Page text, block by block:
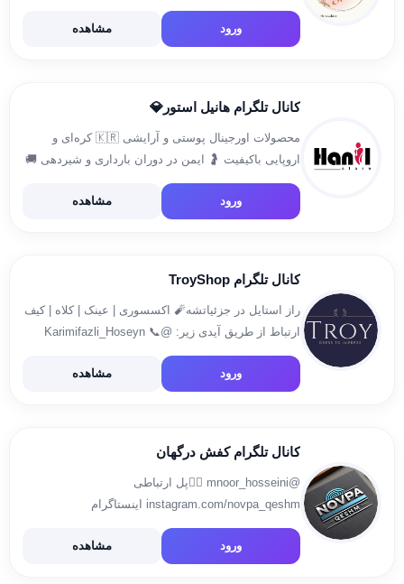
پیج من در اینستاگرام instagram.com/elaheh_vaafaie
ورود
مشاهده
کانال تلگرام هانیل استور💎
محصولات اورجینال پوستی و آرایشی 🇰🇷 کره‌ای و
اروپایی باکیفیت 🤰 ایمن در دوران بارداری و شیردهی 🚚
ارسال سریع به سراسر ایران 💎 سایت رسمی:
hanilstore.ir 📸 اینستاگرام:
ورود مشاهده
کانال تلگرام TroyShop
راز استایل در جزئیاتشه🧨 اکسسوری | عینک | کلاه | کیف
ارتباط از طریق آیدی زیر: @Karimifazli_Hoseyn 📞
۰۹۱۵۷۳۶۵۹۶۳ خرید از سایت 👇🏻
https://mytroyshop.com اینستاگرام👇🏻
ورود مشاهده
کانال تلگرام کفش درگهان
@mnoor_hosseini 👈🏾پل ارتباطی
instagram.com/novpa_qeshm اینستاگرام
www.novpaqeshm.com سایت
ورود
مشاهده